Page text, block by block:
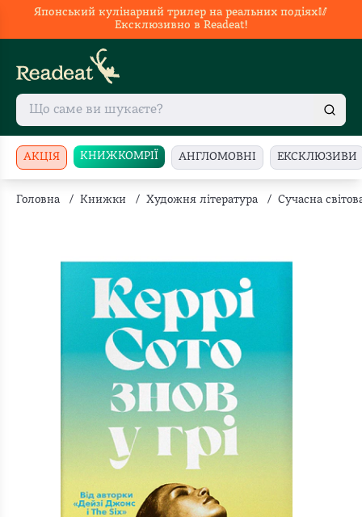
Японський кулінарний трилер на реальних подіях🥢
Ексклюзивно в Readeat!
АКЦІЯ КНИЖКОМРІЇ АНГЛОМОВНІ ЕКСКЛЮЗИВИ
Головна / Книжки / Художня література / Сучасна